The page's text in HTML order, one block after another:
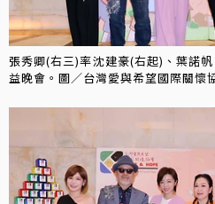
張秀卿(右三)率沈建豪(右起)、葉諾
益晚會。圖／台灣愛與希望國際關懷